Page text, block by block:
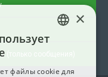
(только сообщения)
×
файлы cookie для